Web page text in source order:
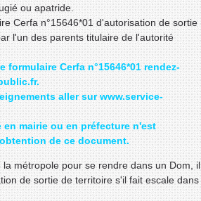
ou apatride.
Cerfa n°15646*01 d'autorisation de sortie
l'un des parents titulaire de l'autorité
formulaire Cerfa n°15646*01 rendez-
aller sur www.service-
en mairie ou en préfecture n'est
de ce document.
métropole pour se rendre dans un Dom, il
de sortie de territoire s'il fait escale dans